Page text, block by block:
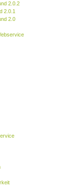
2.0.2
2.0.1
2.0